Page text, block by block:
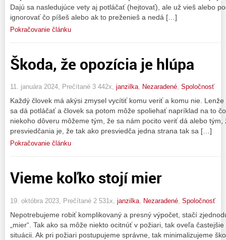
Dajú sa nasledujúce vety aj potláčať (hejtovať), ale už vieš alebo
ignorovať čo píšeš alebo ak to preženieš a nedá […]
Pokračovanie článku
Škoda, že opozícia je hlúpa
11. januára 2024, Prečítané 3 442x, janzilka, Nezaradené, Spoločnosť
Každý človek má akýsi zmysel vycítiť komu veriť a komu nie.
sa dá potláčať a človek sa potom môže spoliehať napríklad na to
niekoho dôveru môžeme tým, že sa nám pocito veriť dá alebo
presviedčania je, že tak ako presviedča jedna strana tak sa […]
Pokračovanie článku
Vieme koľko stojí mier
19. októbra 2023, Prečítané 2 531x, janzilka Nezaradené Spoločnosť
Nepotrebujeme robiť komplikovaný a presný výpočet, stačí
„mier“. Tak ako sa môže niekto ocitnúť v požiari, tak oveľa
situácii. Ak pri požiari postupujeme správne, tak minimalizujeme